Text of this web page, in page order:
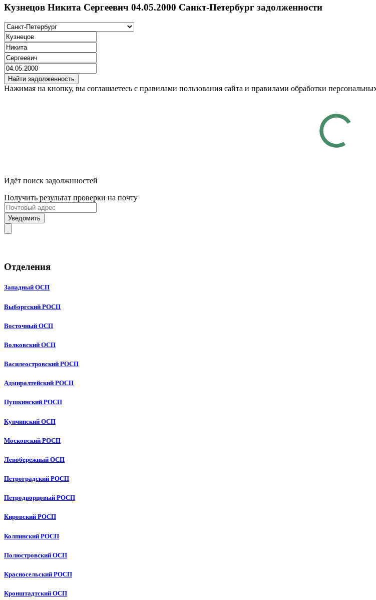
Кузнецов Никита Сергеевич 04.05.2000 Санкт-Петербург задолженности
Найти задолженность
Нажимая на кнопку, вы соглашаетесь с правилами пользования сайта и правилами обработки
Идёт поиск задолжнностей
Получить результат проверки на почту
Уведомить
Отделения
Западный ОСП
Выборгский РОСП
Восточный ОСП
Волковский ОСП
Василеостровский РОСП
Адмиралтейский РОСП
Пушкинский РОСП
Купчинский ОСП
Московский РОСП
Левобережный ОСП
Петроградский РОСП
Петродворцовый РОСП
Кировский РОСП
Колпинский РОСП
Полюстровский ОСП
Красносельский РОСП
Кронштадтский ОСП